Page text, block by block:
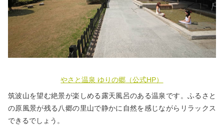
やさと温泉 ゆりの郷 （公式HP）
筑波山を望む絶景が楽しめる露天風呂のある温泉です。ふるさと
の原風景が残る八郷の里山で静かに自然を感じながらリラックス
できるでしょう。